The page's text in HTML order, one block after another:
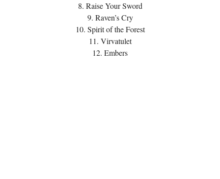
8. Raise Your Sword
9. Raven’s Cry
10. Spirit of the Forest
11. Virvatulet
12. Embers